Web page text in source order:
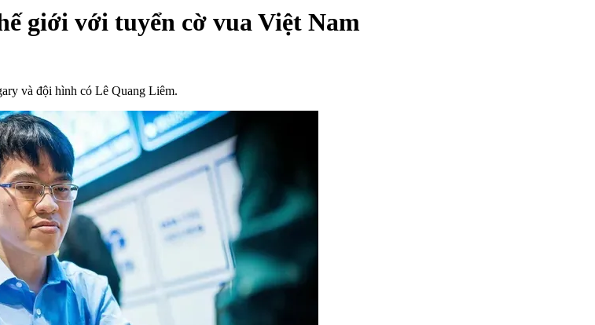
giới với tuyển cờ vua Việt Nam
và đội hình có Lê Quang Liêm.